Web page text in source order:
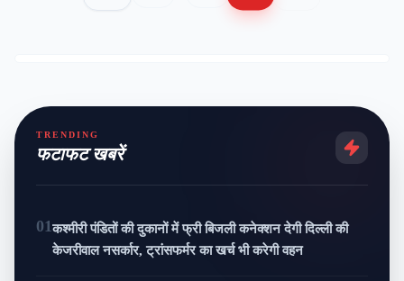
TRENDING
फटाफट खबरें
01कश्मीरी पंडितों की दुकानों में फ्री बिजली कनेक्शन देगी दिल्ली की
केजरीवाल नसर्कार, ट्रांसफर्मर का खर्च भी करेगी वहन